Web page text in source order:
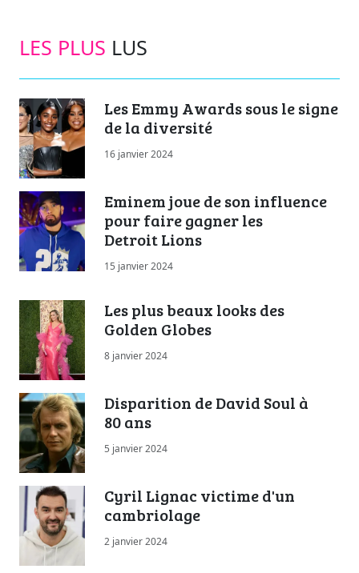
LES PLUS LUS
Les Emmy Awards sous le signe
de la diversité
16 janvier 2024
Eminem joue de son influence
pour faire gagner les
Detroit Lions
15 janvier 2024
Les plus beaux looks des
Golden Globes
8 janvier 2024
Disparition de David Soul à
80 ans
5 janvier 2024
Cyril Lignac victime d'un
cambriolage
2 janvier 2024